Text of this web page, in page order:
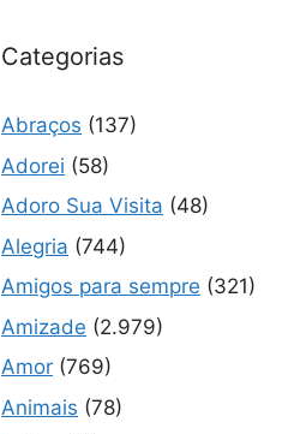
Categorias
Abraços (137)
Adorei (58)
Adoro Sua Visita (48)
Alegria (744)
Amigos para sempre (321)
Amizade (2.979)
Amor (769)
Animais (78)